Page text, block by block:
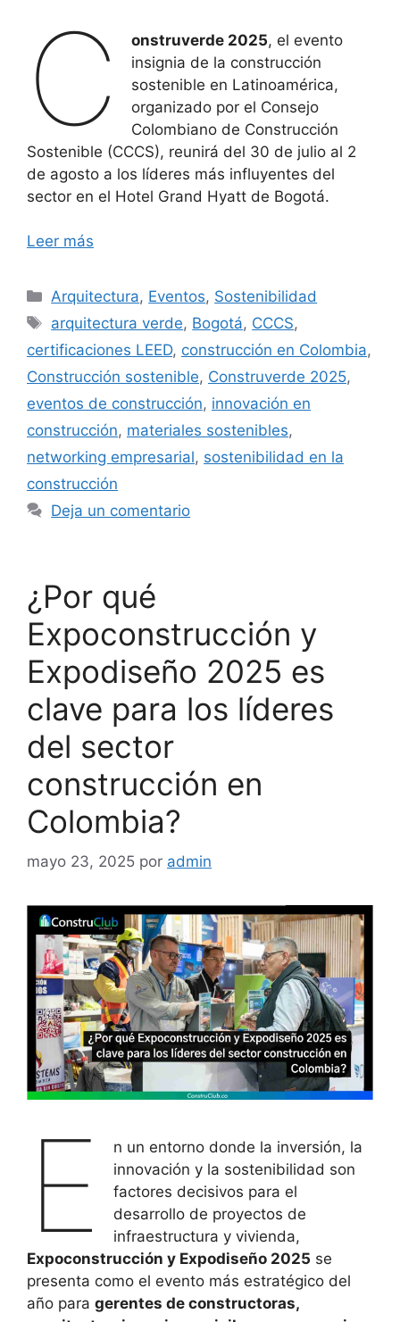
C onstruverde 2025, el evento
insignia de la construcción
sostenible en Latinoamérica,
organizado por el Consejo
Colombiano de Construcción
Sostenible (CCCS), reunirá del 30 de julio al 2
de agosto a los líderes más influyentes del
sector en el Hotel Grand Hyatt de Bogotá.
Leer más
Categorías
Arquitectura, Eventos, Sostenibilidad
Etiquetas
arquitectura verde, Bogotá, CCCS,
certificaciones LEED, construcción en Colombia,
Construcción sostenible, Construverde 2025,
eventos de construcción, innovación en
construcción, materiales sostenibles,
networking empresarial, sostenibilidad en la
construcción
Deja un comentario
¿Por qué
Expoconstrucción y
Expodiseño 2025 es
clave para los líderes
del sector
construcción en
Colombia?
mayo 23, 2025 por admin
E
n un entorno donde la inversión, la
innovación y la sostenibilidad son
factores decisivos para el
desarrollo de proyectos de
infraestructura y vivienda,
Expoconstrucción y Expodiseño 2025 se
presenta como el evento más estratégico del
año para gerentes de constructoras,